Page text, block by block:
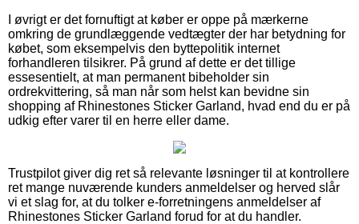
I øvrigt er det fornuftigt at køber er oppe på mærkerne
omkring de grundlæggende vedtægter der har betydning for
købet, som eksempelvis den byttepolitik internet
forhandleren tilsikrer. På grund af dette er det tillige
essesentielt, at man permanent bibeholder sin
ordrekvittering, så man når som helst kan bevidne sin
shopping af Rhinestones Sticker Garland, hvad end du er på
udkig efter varer til en herre eller dame.
Trustpilot giver dig ret så relevante løsninger til at kontrollere
ret mange nuværende kunders anmeldelser og herved slår
vi et slag for, at du tolker e-forretningens anmeldelser af
Rhinestones Sticker Garland forud for at du handler.